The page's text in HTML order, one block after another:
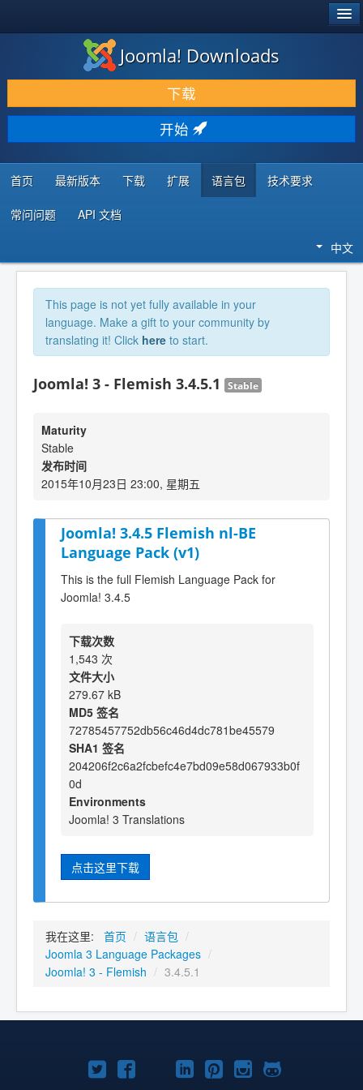
下载 & 扩展
发现 & 学习
社区 & 支持
开发者资源
Joomla! Downloads
下载
开始
首页 最新版本 下载 扩展 语言包 技术要求
常问问题 API 文档
中文
This page is not yet fully available in your
language. Make a gift to your community by
translating it! Click here to start.
Joomla! 3 - Flemish 3.4.5.1 Stable
Maturity
Stable
发布时间
2015年10月23日 23:00, 星期五
Joomla! 3.4.5 Flemish nl-BE
Language Pack (v1)
This is the full Flemish Language Pack for
Joomla! 3.4.5
下载次数
1,543 次
文件大小
279.67 kB
MD5 签名
72785457752db56c46d4dc781be45579
SHA1 签名
204206f2c6a2fcbefc4e7bd09e58d067933b0f
0d
Environments
Joomla! 3 Translations
点击这里下载
我在这里: 首页 / 语言包 /
Joomla 3 Language Packages /
Joomla! 3 - Flemish / 3.4.5.1
TwitterFacebookYouTube
LinkedIn
Pinterest
Instagram
GitHub